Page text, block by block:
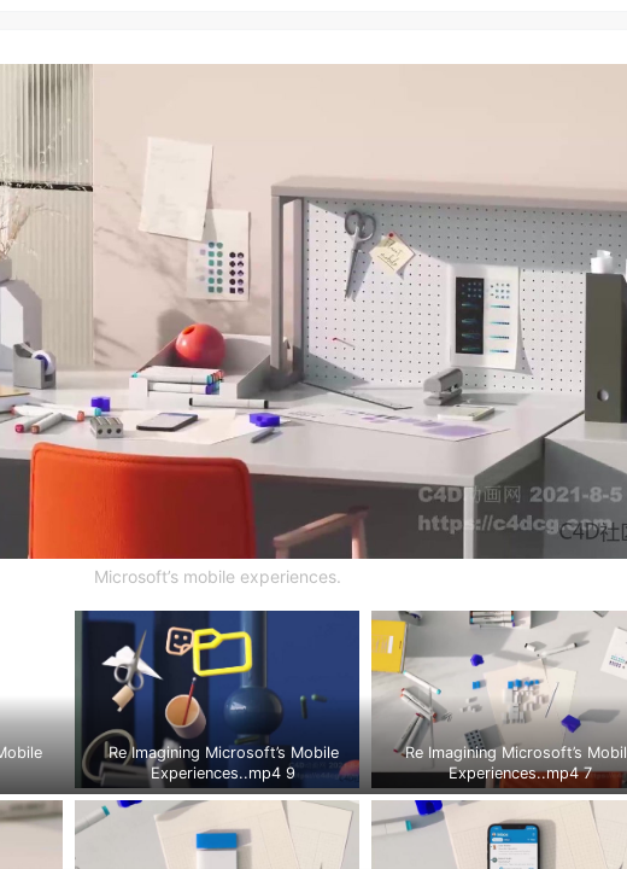
Microsoft’s mobile experiences.
Re Imagining Microsoft’s Mobile
Experiences..mp4 9
Re Imagining Microsoft’s Mobile
Experiences..mp4 7